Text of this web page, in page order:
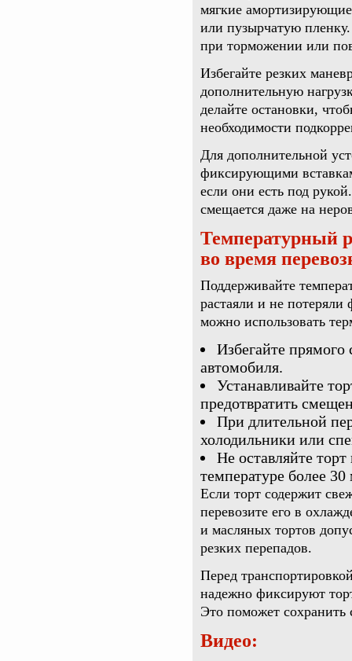
мягкие
или пузырчатую
при торможении или
Избегайте резких
дополнительную
делайте остановки,
необходимости
Для дополнительной
фиксирующими
если они есть под
смещается даже на
Температурный
во время
Поддерживайте
растаяли и не потеряли
можно использовать
Избегайте прямого
автомобиля.
Устанавливайте
предотвратить
При длительной
холодильники или
Не оставляйте
температуре более
Если торт содержит
перевозите его в
и масляных тортов
резких перепадов.
Перед
надежно фиксируют
Это поможет
Видео: